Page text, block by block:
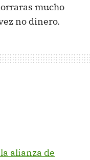
mucho
no dinero.
alianza de